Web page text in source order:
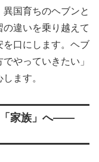
国育ちのヘブンと
違いを乗り越えて
を口にします。ヘブ
やっていきたい」
ます。
「家族」へ――